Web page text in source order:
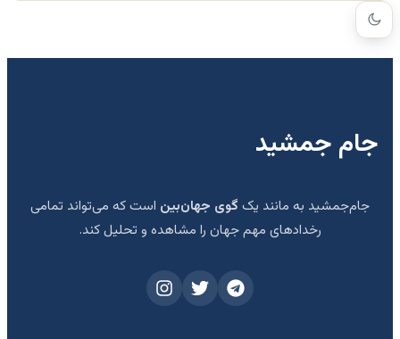
جام جمشید
جام‌جمشید به مانند یک گوی جهان‌بین است که می‌تواند تمامی
رخدادهای مهم جهان را مشاهده و تحلیل کند.